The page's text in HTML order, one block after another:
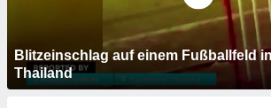
Blitzeinschlag auf einem Fußballfeld
Thailand